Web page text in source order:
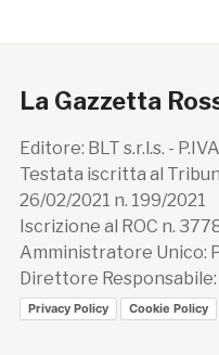
La Gazzetta
Editore: BLT s.r.l.s. -
Testata iscritta al
26/02/2021 n. 199/2021
Iscrizione al ROC n.
Amministratore Unico:
Direttore
Privacy Policy Cookie Policy